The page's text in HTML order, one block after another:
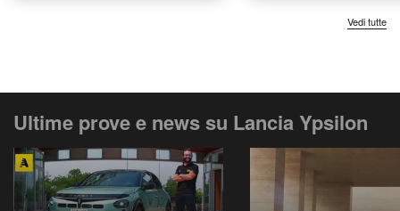
Vedi tutte
Ultime prove e news su Lancia Ypsilon